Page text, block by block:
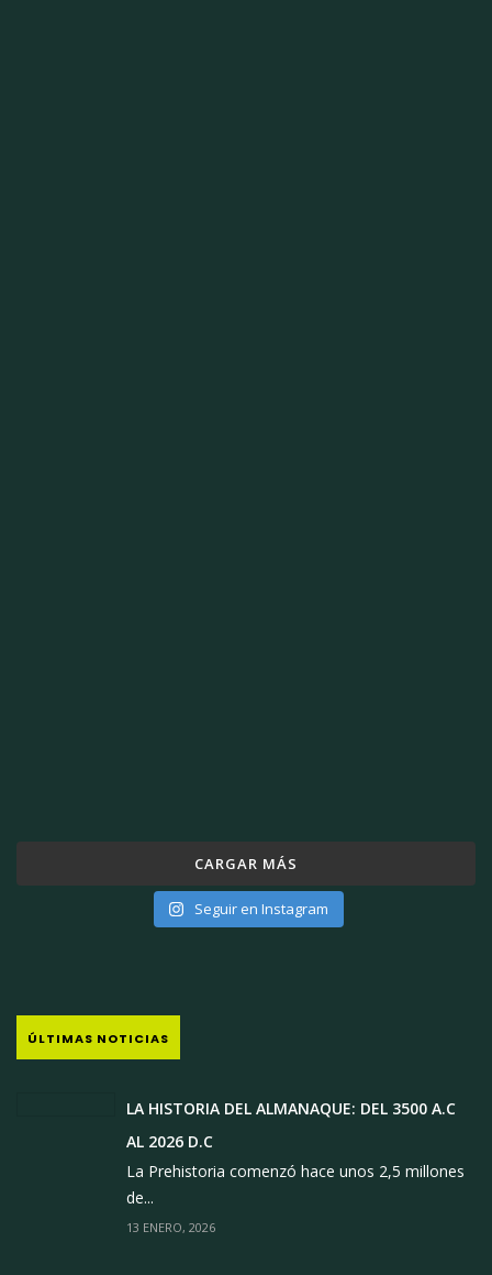
CARGAR MÁS
Seguir en Instagram
ÚLTIMAS NOTICIAS
LA HISTORIA DEL ALMANAQUE: DEL 3500 A.C
AL 2026 D.C
La Prehistoria comenzó hace unos 2,5 millones
de...
13 ENERO, 2026